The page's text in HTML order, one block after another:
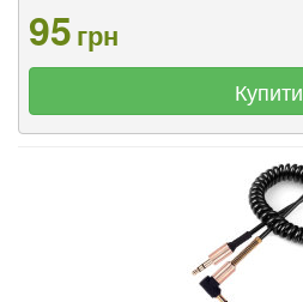
95грн
Купити